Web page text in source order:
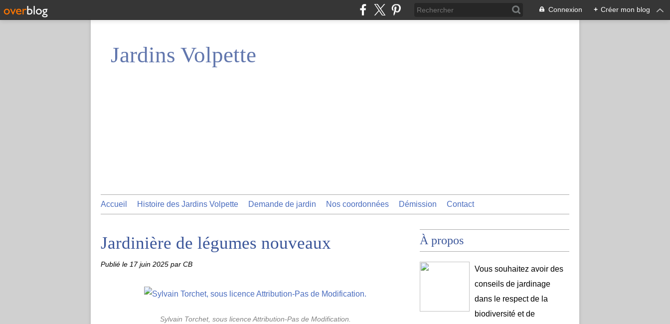
Connexion + Créer mon blog
Jardins Volpette
Accueil Histoire des Jardins Volpette Demande de jardin Nos coordonnées Démission Contact
Jardinière de légumes nouveaux
Publié le 17 juin 2025 par CB
Sylvain Torchet, sous licence Attribution-Pas de Modification.
À propos
Vous souhaitez avoir des
conseils de jardinage
dans le respect de la
biodiversité et de